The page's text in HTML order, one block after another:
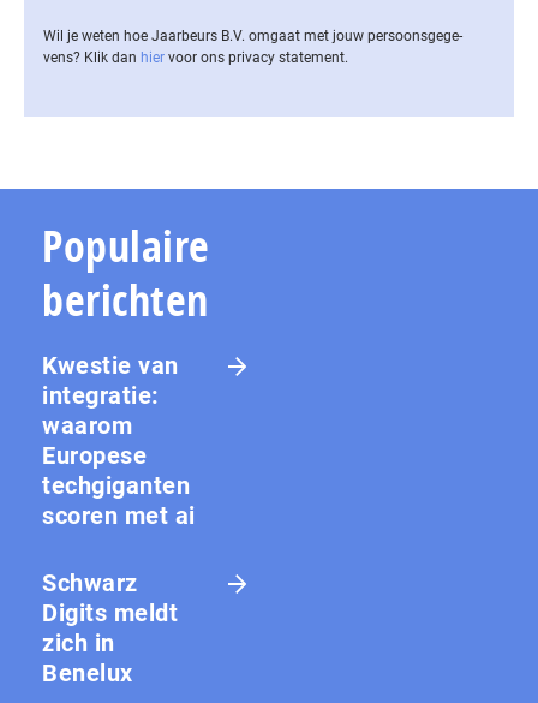
Wil je weten hoe Jaarbeurs B.V. omgaat met jouw per­soons­ge­ge­
vens? Klik dan hier voor ons privacy statement.
Populaire
berichten
Kwestie van
integratie:
waarom
Europese
techgiganten
scoren met ai
Schwarz
Digits meldt
zich in
Benelux